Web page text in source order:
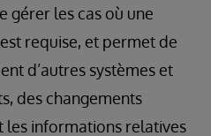
gérer les cas où une
requise, et permet de
d’autres systèmes et
des changements
informations relatives